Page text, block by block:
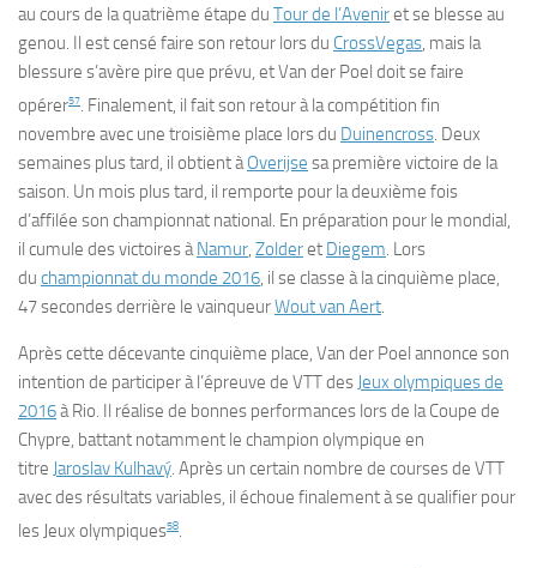
au cours de la quatrième étape du Tour de l’Aveniret se blesse au
genou. Il est censé faire son retour lors du CrossVegas, mais la
blessure s’avère pire que prévu, et Van der Poel doit se faire
opérer57. Finalement, il fait son retour à la compétition fin
novembre avec une troisième place lors du Duinencross. Deux
semaines plus tard, il obtient àOverijse sa première victoire de la
saison. Un mois plus tard, il remporte pour la deuxième fois
d’affilée son championnat national. En préparation pour le mondial,
il cumule des victoires àNamur, Zolderet Diegem. Lors
du championnat du monde 2016, il se classe à la cinquième place,
47 secondes derrière le vainqueurWout van Aert.
Après cette décevante cinquième place, Van der Poel annonce son
intention de participer à l’épreuve de VTT des Jeux olympiques de
2016à Rio. Il réalise de bonnes performances lors de la Coupe de
Chypre, battant notamment le champion olympique en
titre Jaroslav Kulhavý. Après un certain nombre de courses de VTT
avec des résultats variables, il échoue finalement à se qualifier pour
les Jeux olympiques58.